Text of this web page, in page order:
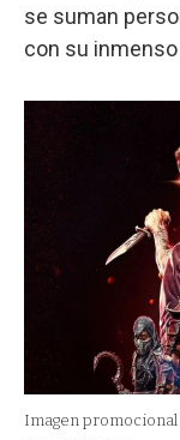
se suman
con su inmenso
Imagen promocional